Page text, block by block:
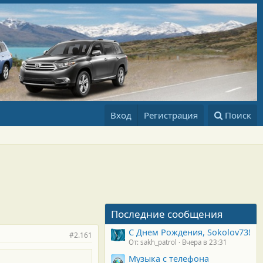
Вход Регистрация Поиск
#2.161
Последние сообщения
С Днем Рождения, Sokolov73!
От: sakh_patrol Вчера в 23:31
Музыка с телефона